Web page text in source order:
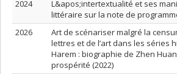
2024
L&apos;intertextualité et ses
littéraire sur la note de
2026
Art de scénariser malgré la
lettres et de l’art dans les séries
Harem : biographie de Zhen
prospérité (2022)